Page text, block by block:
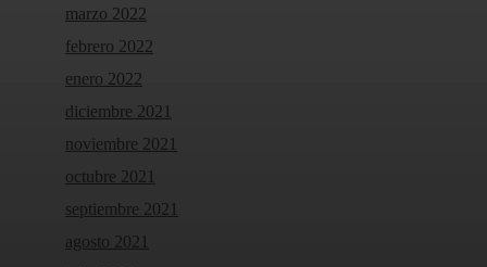
marzo 2022
febrero 2022
enero 2022
diciembre 2021
noviembre 2021
octubre 2021
septiembre 2021
agosto 2021